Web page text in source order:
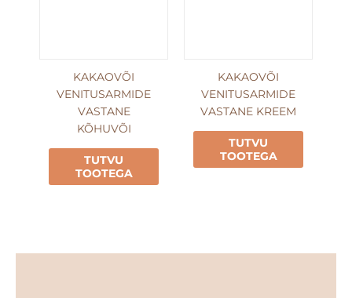
KAKAOVÕI
VENITUSARMIDE
VASTANE
KÕHUVÕI
TUTVU
TOOTEGA
KAKAOVÕI
VENITUSARMIDE
VASTANE KREEM
TUTVU
TOOTEGA